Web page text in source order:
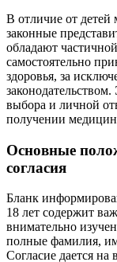
В отличие от детей
законные
обладают
самостоятельно
здоровья, за
выбора и личной
получении
Основные
согласия
Бланк
18 лет содержит
внимательно
полные фамилия,
Согласие дается